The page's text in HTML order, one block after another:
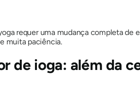
requer uma mudança completa de
muita paciência.
de ioga: além da